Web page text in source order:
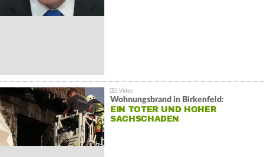
Wohnungsbrand in Birkenfeld:
EIN TOTER UND HOHER
SACHSCHADEN